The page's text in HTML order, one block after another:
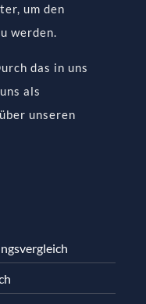
um den
werden.
das in uns
als
unseren